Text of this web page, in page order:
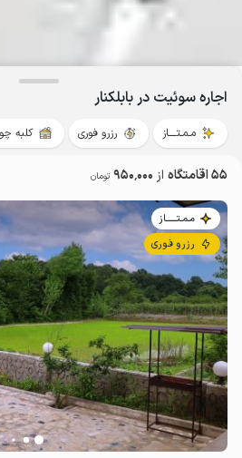
اجاره سوئیت در بابلکنار
مـمـتــــاز رزرو فوری کلبه
55 اقامتگاه از 950٬000 تومان
مـمـتــــــاز
رزرو فوری